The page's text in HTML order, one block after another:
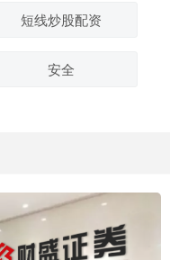
短线炒股配资
安全